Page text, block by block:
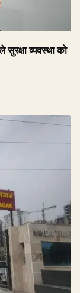
व्यवस्था को